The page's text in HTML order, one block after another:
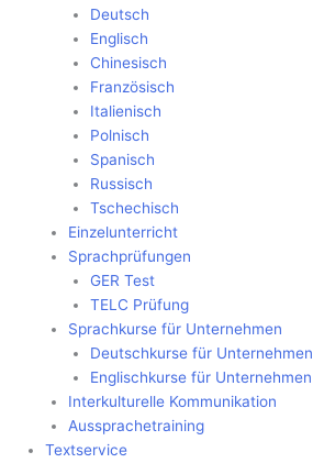
Deutsch
Englisch
Chinesisch
Französisch
Italienisch
Polnisch
Spanisch
Russisch
Tschechisch
Einzelunterricht
Sprachprüfungen
GER Test
TELC Prüfung
Sprachkurse für Unternehmen
Deutschkurse für Unternehmen
Englischkurse für Unternehmen
Interkulturelle Kommunikation
Aussprachetraining
Textservice